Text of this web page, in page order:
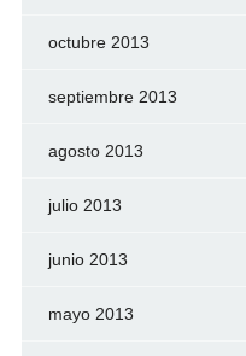
octubre 2013
septiembre 2013
agosto 2013
julio 2013
junio 2013
mayo 2013